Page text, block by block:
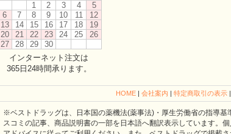
1
2 3 4
5
6
7 8 9 10 11
12
13
14 15 16 17 18
19
20
21 22 23 24 25
26
27
28 29
30
インターネット注文は
365日24時間承ります。
HOME | 会社案内 | 特定商取引の表示 |
※ベストドラッグは、日本国の薬機法(薬事法)・厚生労働省の指導
スコミの記事、商品説明書の一部を日本語へ翻訳表示しています。